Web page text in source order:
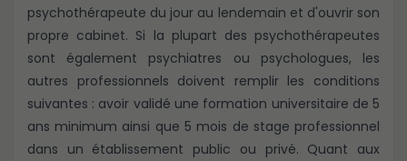
psychothérapeute du jour au lendemain et d'ouvrir son
propre cabinet. Si la plupart des psychothérapeutes
sont également psychiatres ou psychologues, les
autres professionnels doivent remplir les conditions
suivantes : avoir validé une formation universitaire de 5
ans minimum ainsi que 5 mois de stage professionnel
dans un établissement public ou privé. Quant aux